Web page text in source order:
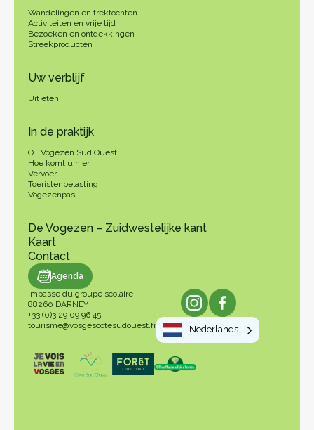
Wandelingen en trektochten
Activiteiten en vrije tijd
Bezoeken en ontdekkingen
Streekproducten
Uw verblijf
Uit eten
In de praktijk
OT Vogezen Sud Ouest
Hoe komt u hier
Vervoer
Toeristenbelasting
Vogezenpas
De Vogezen – Zuidwestelijke kant
Kaart
Contact
Agenda
Impasse du groupe scolaire
88260 DARNEY
+33 (0)3 29 09 96 45
tourisme@vosgescotesudouest.fr
Nederlands